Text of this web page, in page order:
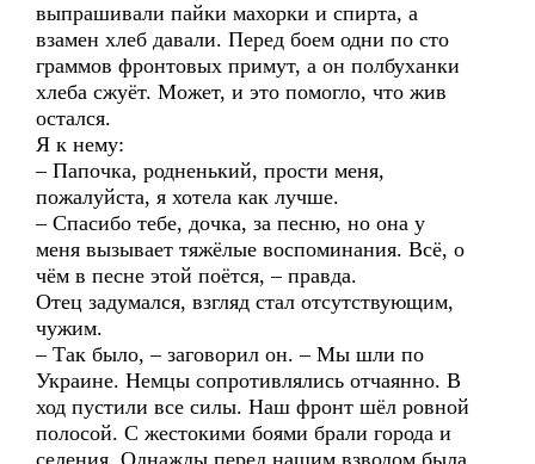
выпрашивали пайки махорки и спирта, а
взамен хлеб давали. Перед боем одни по сто
граммов фронтовых примут, а он полбуханки
хлеба сжуёт. Может, и это помогло, что жив
остался.
Я к нему:
– Папочка, родненький, прости меня,
пожалуйста, я хотела как лучше.
– Спасибо тебе, дочка, за песню, но она у
меня вызывает тяжёлые воспоминания. Всё, о
чём в песне этой поётся, – правда.
Отец задумался, взгляд стал отсутствующим,
чужим.
– Так было, – заговорил он. – Мы шли по
Украине. Немцы сопротивлялись отчаянно. В
ход пустили все силы. Наш фронт шёл ровной
полосой. С жестокими боями брали города и
селения. Однажды перед нашим взводом была